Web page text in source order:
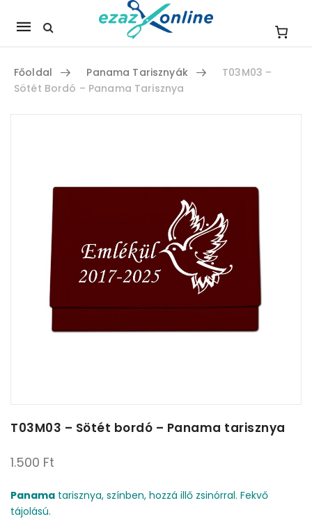
Mobile
navigation
Főoldal Panama Tarisznyák
T03M03 –
Sötét Bordó – Panama Tarisznya
T03M03 – Sötét bordó – Panama tarisznya
1.500 Ft
Panama tarisznya, színben, hozzá illő zsinórral. Fekvő
tájolású.